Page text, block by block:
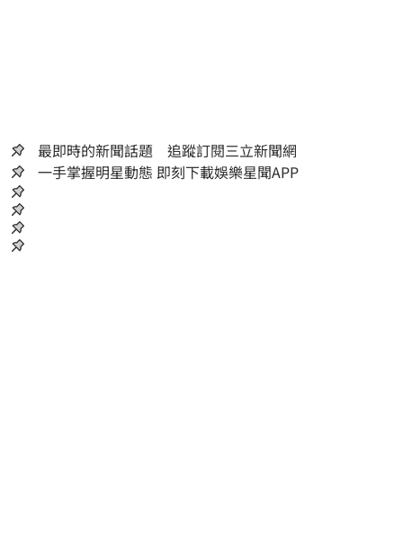
最即時的新聞話題 追蹤訂閱三立新聞網
一手掌握明星動態 即刻下載娛樂星聞APP